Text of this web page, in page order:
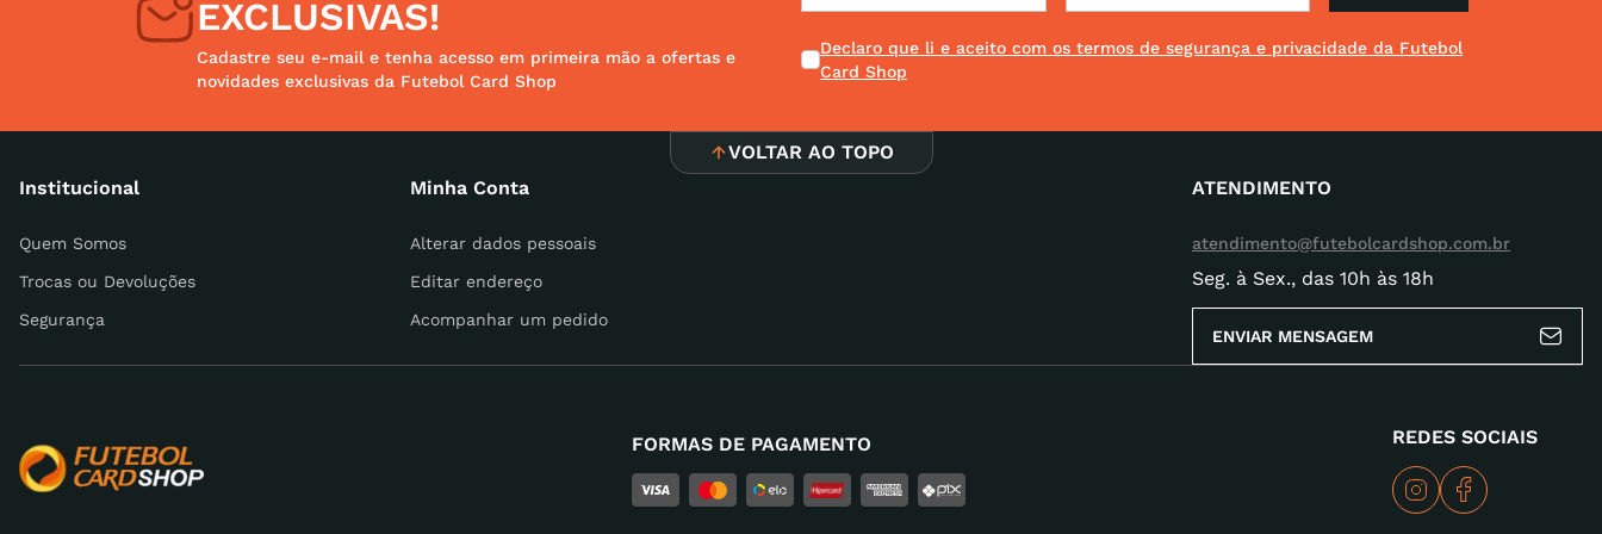
Escreva uma avaliação
EXCLUSIVAS!
Cadastre seu e-mail e tenha acesso em primeira mão a ofertas e
novidades exclusivas da Futebol Card Shop
Declaro que li e aceito com os termos de segurança e privacidade da Futebol
Card Shop
VOLTAR AO TOPO
Institucional
Quem Somos
Trocas ou Devoluções
Segurança
Minha Conta
Alterar dados pessoais
Editar endereço
Acompanhar um pedido
ATENDIMENTO
atendimento@futebolcardshop.com.br
Seg. à Sex., das 10h às 18h
ENVIAR MENSAGEM
FORMAS DE PAGAMENTO REDES SOCIAIS